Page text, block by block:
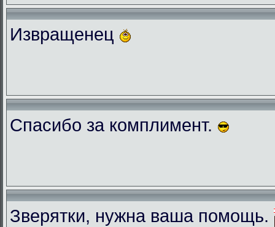
Извращенец
Спасибо за комплимент.
Зверятки, нужна ваша помощь.